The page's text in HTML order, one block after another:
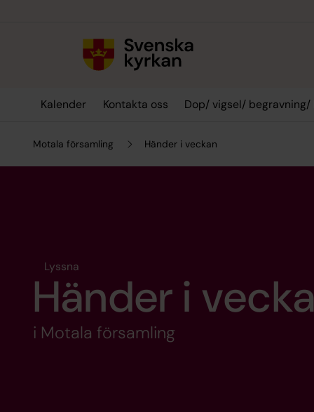
Kalender Kontakta oss Dop/ vigsel/ begravning/
Motala församling Händer i veckan
Lyssna
Händer i
i Motala församling